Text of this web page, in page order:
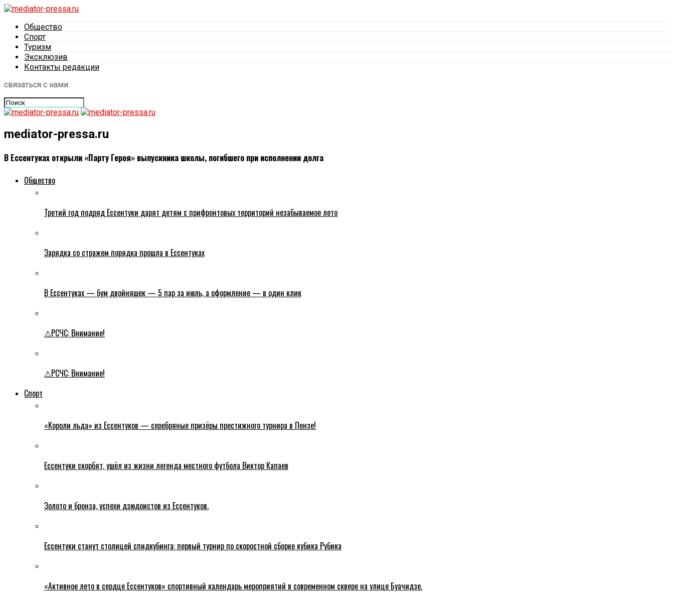
Общество
Спорт
Туризм
Эксклюзив
Контакты редакции
связаться с нами
mediator-pressa.ru
В Ессентуках открыли «Парту Героя» выпускника школы, погибшего при исполнении долга
Общество
Третий год подряд Ессентуки дарят детям с прифронтовых территорий незабываемое лето
Зарядка со стражем порядка прошла в Ессентуках
В Ессентуках — бум двойняшек — 5 пар за июль, а оформление — в один клик
⚠РСЧС: Внимание!
⚠РСЧС: Внимание!
Спорт
«Короли льда» из Ессентуков — серебряные призёры престижного турнира в Пензе!
Ессентуки скорбят, ушёл из жизни легенда местного футбола Виктор Капаев
Золото и бронза, успехи дзюдоистов из Ессентуков.
Ессентуки станут столицей спидкубинга: первый турнир по скоростной сборке кубика Рубика
«Активное лето в сердце Ессентуков» спортивный календарь мероприятий в современном сквере на улице Буачидзе.